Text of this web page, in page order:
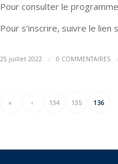
Pour consulter le
Pour s’inscrire, suivre le lien
25 juillet 2022 / 0 COMMENTAIRES /
« ‹ 134 135 136